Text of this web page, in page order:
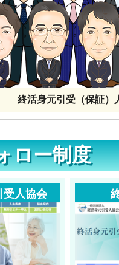
終活身元引受（保証）
ロー制度
受人協会